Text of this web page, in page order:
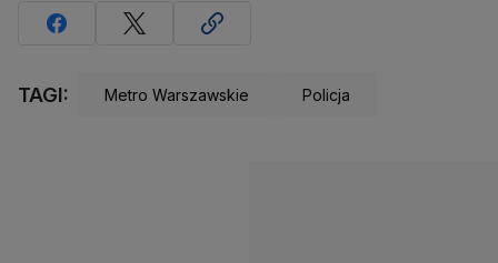
TAGI: Metro Warszawskie Policja